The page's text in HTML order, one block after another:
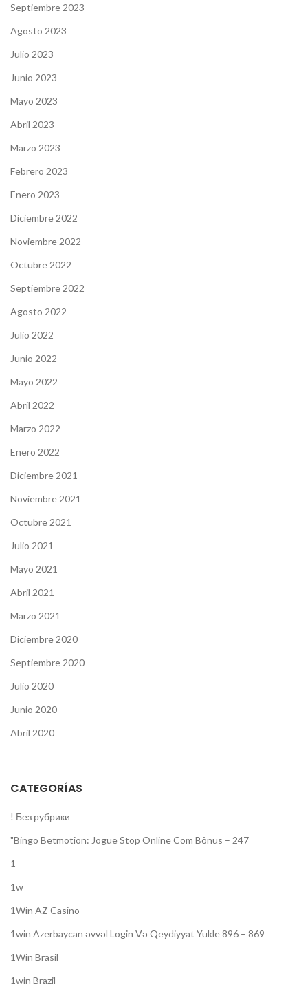
Septiembre 2023
Agosto 2023
Julio 2023
Junio 2023
Mayo 2023
Abril 2023
Marzo 2023
Febrero 2023
Enero 2023
Diciembre 2022
Noviembre 2022
Octubre 2022
Septiembre 2022
Agosto 2022
Julio 2022
Junio 2022
Mayo 2022
Abril 2022
Marzo 2022
Enero 2022
Diciembre 2021
Noviembre 2021
Octubre 2021
Julio 2021
Mayo 2021
Abril 2021
Marzo 2021
Diciembre 2020
Septiembre 2020
Julio 2020
Junio 2020
Abril 2020
CATEGORÍAS
! Без рубрики
"Bingo Betmotion: Jogue Stop Online Com Bônus – 247
1
1w
1Win AZ Casino
1win Azerbaycan əvvəl Login Və Qeydiyyat Yukle 896 – 869
1Win Brasil
1win Brazil